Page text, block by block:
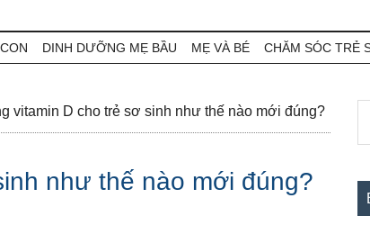
DINH DƯỠNG MẸ BẦU MẸ VÀ BÉ CHĂM SÓC TRẺ
vitamin D cho trẻ sơ sinh như thế nào mới đúng?
như thế nào mới đúng?
...